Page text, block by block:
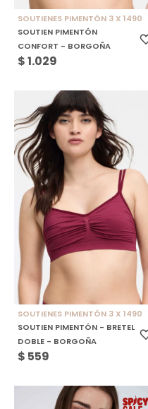
SOUTIENES PIMENTÓN 3 X 1490
SOUTIEN PIMENTÓN
CONFORT - BORGOÑA
$1.029
SOUTIENES PIMENTÓN 3 X 1490
SOUTIEN PIMENTÓN - BRETEL
DOBLE - BORGOÑA
$ 559